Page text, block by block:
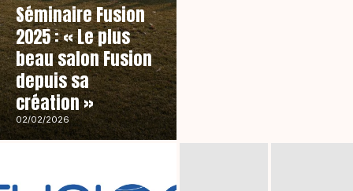
Séminaire Fusion
2025 : « Le plus
beau salon Fusion
depuis sa
création »
02/02/2026